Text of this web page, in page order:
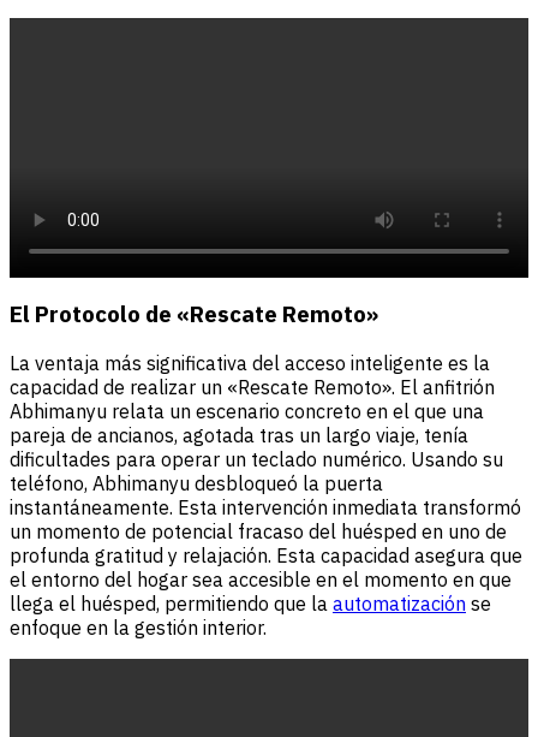
El Protocolo de «Rescate Remoto»
La ventaja más significativa del acceso inteligente es la
capacidad de realizar un «Rescate Remoto». El anfitrión
Abhimanyu relata un escenario concreto en el que una
pareja de ancianos, agotada tras un largo viaje, tenía
dificultades para operar un teclado numérico. Usando su
teléfono, Abhimanyu desbloqueó la puerta
instantáneamente. Esta intervención inmediata transformó
un momento de potencial fracaso del huésped en uno de
profunda gratitud y relajación. Esta capacidad asegura que
el entorno del hogar sea accesible en el momento en que
llega el huésped, permitiendo que la automatización se
enfoque en la gestión interior.